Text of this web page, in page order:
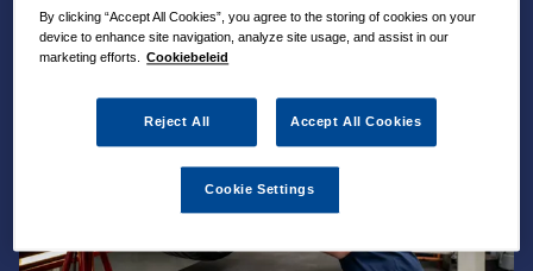
By clicking “Accept All Cookies”, you agree to the storing of cookies on your
device to enhance site navigation, analyze site usage, and assist in our
marketing efforts. Cookiebeleid
Reject All Accept All Cookies
Cookie Settings